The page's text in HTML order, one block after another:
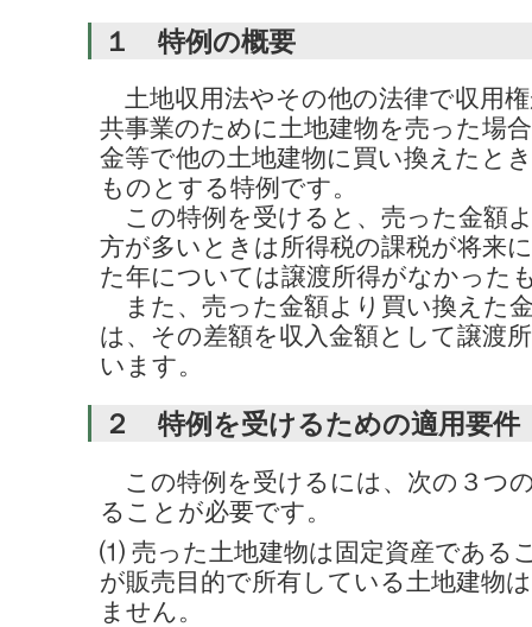
１ 特例の概要
土地収用法やその他の法律で収用
共事業のために土地建物を売った場
金等で他の土地建物に買い換えたと
ものとする特例です。
この特例を受けると、売った金額
方が多いときは所得税の課税が将来
た年については譲渡所得がなかった
また、売った金額より買い換えた
は、その差額を収入金額として譲渡
います。
２ 特例を受けるための適用要件
この特例を受けるには、次の３つ
ることが必要です。
⑴ 売った土地建物は固定資産である
が販売目的で所有している土地建物
ません。